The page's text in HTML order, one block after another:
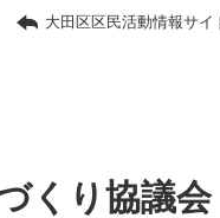
大田区区民活動情報サ
くり協議会